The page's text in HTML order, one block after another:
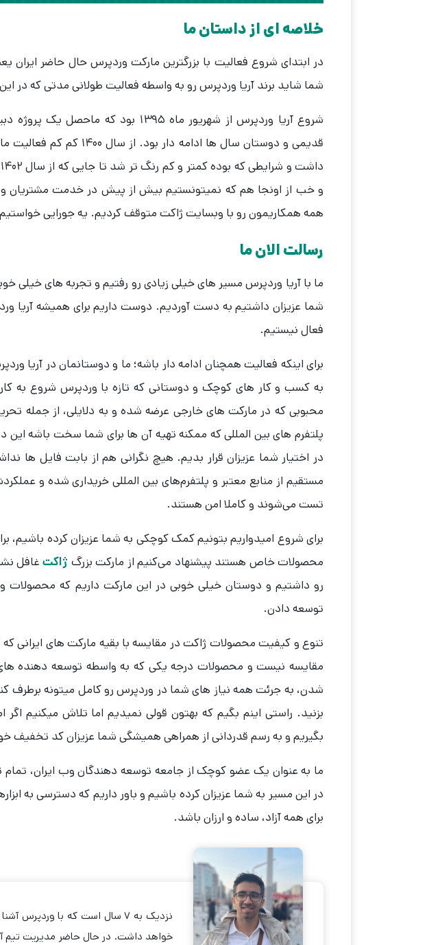
خلاصه ای از داستان ما
در ابتدای شروع فعالیت با بزرگترین مارکت وردپرس حال حاضر ایران
شما شاید برند آریا وردپرس رو به واسطه فعالیت طولانی مدتی که در
شروع آریا وردپرس از شهریور ماه 1395
قدیمی و دوستان سال ها
و خب از اونجا هم که نمیتونستیم بیش از پیش در خدمت مشتریان
همه همکاریمون رو با وبسایت ژاکت متوقف کردیم. یه جورایی
رسالت الان ما
ما با آریا وردپرس مسیر های خیلی زیادی رو رفتیم و تجربه های خیلی
شما عزیزان داشتیم به دست آوردیم. دوست داریم برای همیشه آریا
فعال نیستیم.
برای اینکه فعالیت همچنان ادامه دار باشه؛ ما و دوستانمان در آریا
به کسب و کار های کوچک و دوستانی که تازه با وردپرس شروع به
محبوبی که در مارکت های خارجی عرضه شده و به دلایلی، از جمله
پلتفرم های بین المللی که ممکنه تهیه آن ها برای شما سخت باشه این
در اختیار شما عزیزان قرار بدیم. هیچ نگرانی هم از بابت فایل ها
مستقیم از منابع معتبر و پلتفرم‌های بین المللی خریداری شده‌ و
تست می‌شوند و کاملا امن هستند.
برای شروع امیدواریم بتونیم کمک کوچکی به شما عزیزان کرده باشیم،
محصولات خاص هستند پیشنهاد می‌کنیم از مارکت بزرگ ژاکت
رو داشتیم و دوستان خیلی خوبی در این مارکت داریم که محصولات
توسعه دادن.
تنوع و کیفیت محصولات ژاکت در مقایسه با بقیه مارکت های ایرانی
مقایسه نیست و محصولات درجه یکی که به واسطه توسعه دهنده
شدن، به جرئت همه نیاز های شما در وردپرس رو کامل میتونه برطرف
بزنید. راستی اینم بگیم که بهتون قولی نمیدیم اما تلاش میکنیم
بگیریم و به رسم قدردانی از همراهی همیشگی شما عزیزان کد تخفیف
ما به عنوان یک عضو کوچک از جامعه توسعه دهندگان وب ایران،
در این مسیر به شما عزیزان کرده باشیم و باور داریم که دسترسی به
برای همه آزاد، ساده و ارزان باشد.
نزدیک به 7 سال است که با
خواهد داشت. در حال حاضر مدیریت تیم